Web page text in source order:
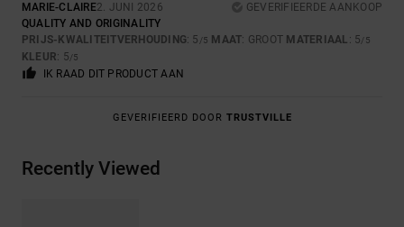
MARIE-CLAIRE2. JUNI 2026
GEVERIFIEERDE AANKOOP
QUALITY AND ORIGINALITY
PRIJS-KWALITEITVERHOUDING: 5 /5 MAAT: GROOT MATERIAAL : 5/5
KLEUR: 5/5
IK RAAD DIT PRODUCT AAN
GEVERIFIEERD DOOR TRUSTVILLE
Recently Viewed